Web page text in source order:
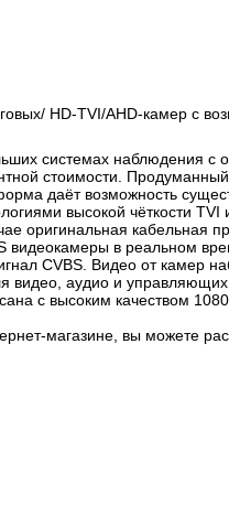
HD-TVI/AHD-камер с
системах наблюдения
стоимости.
даёт возможность
высокой чёткости
оригинальная кабельная
видеокамеры в реальном
CVBS. Видео от
видео, аудио и
с высоким качеством
магазине, вы можете